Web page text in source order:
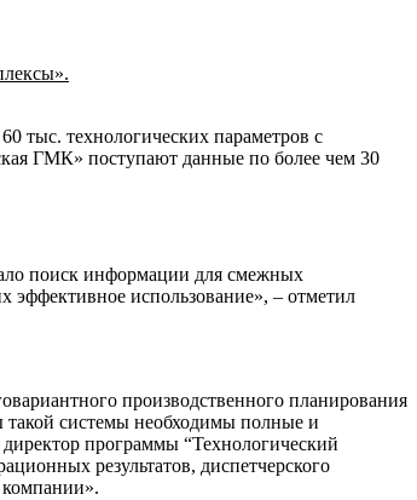
тыс. технологических параметров с
ГМК» поступают данные по более чем 30
поиск информации для смежных
эффективное использование», – отметил
производственного планирования
такой системы необходимы полные и
программы “Технологический
результатов, диспетчерского